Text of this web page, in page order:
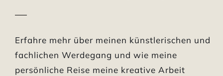
Erfahre mehr über meinen künstlerischen und
fachlichen Werdegang und wie meine
persönliche Reise meine kreative Arbeit